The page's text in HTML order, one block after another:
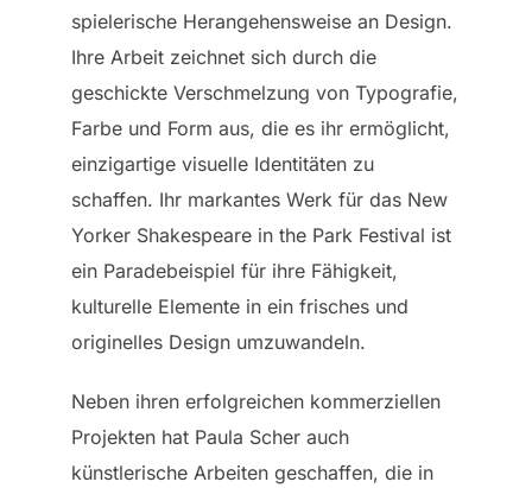
spielerische Herangehensweise an Design.
Ihre Arbeit zeichnet sich durch die
geschickte Verschmelzung von Typografie,
Farbe und Form aus, die es ihr ermöglicht,
einzigartige visuelle Identitäten zu
schaffen. Ihr markantes Werk für das New
Yorker Shakespeare in the Park Festival ist
ein Paradebeispiel für ihre Fähigkeit,
kulturelle Elemente in ein frisches und
originelles Design umzuwandeln.
Neben ihren erfolgreichen kommerziellen
Projekten hat Paula Scher auch
künstlerische Arbeiten geschaffen, die in